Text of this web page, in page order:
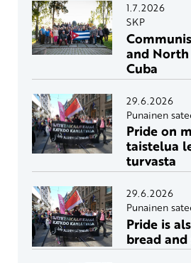
1.7.2026
SKP
and
Cuba
29.6.2026
Punainen
Pride on
taistelua
turvasta
29.6.2026
Punainen
Pride is
bread